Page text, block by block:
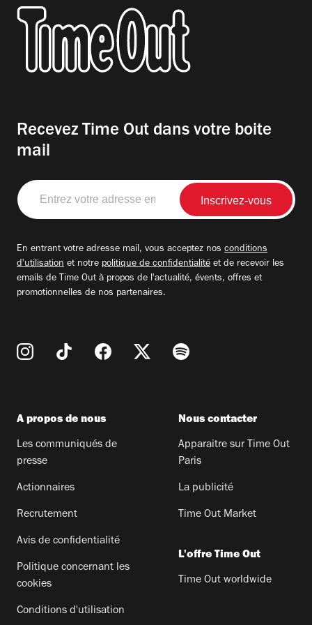
Recevez Time Out dans votre boite
mail
Entrez
votre
adresse
En entrant votre adresse mail, vous acceptez nos conditions
d'utilisation et notre politique de confidentialité et de recevoir les
emails de Time Out à propos de l'actualité, évents, offres et
promotionnelles de nos partenaires.
A propos de nous
Les communiqués de
presse
Actionnaires
Recrutement
Avis de confidentialité
Politique concernant les
cookies
Conditions d'utilisation
Nous contacter
Apparaitre sur Time Out
Paris
La publicité
Time Out Market
L'offre Time Out
Time Out worldwide